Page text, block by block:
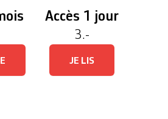
Accès 1 jour
3.-
JE LIS